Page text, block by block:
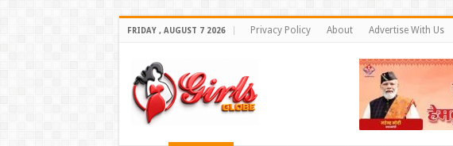
FRIDAY , AUGUST 7 2026 Privacy Policy About Advertise With Us